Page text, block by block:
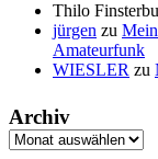
Thilo
jürgen zu
Amateurfunk
WIESLER zu
Archiv
Archiv